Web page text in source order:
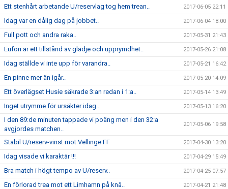
Ett stenhårt arbetande U/reservlag tog hem trean.. 2017-06-05 22:11
Idag var en dålig dag på jobbet.. 2017-06-04 18:00
Full pott och andra raka.. 2017-05-31 21:43
Eufori är ett tillstånd av glädje och upprymdhet.. 2017-05-26 21:08
Idag ställde vi inte upp för varandra.. 2017-05-21 16:42
En pinne mer än igår.. 2017-05-20 14:09
Ett överlägset Husie säkrade 3:an redan i 1:a.. 2017-05-14 13:49
Inget utrymme för ursäkter idag.. 2017-05-13 16:20
I den 89:de minuten tappade vi poäng men i den 32:a
avgjordes matchen..
2017-05-06 19:58
Stabil U/reserv-vinst mot Vellinge FF 2017-04-30 13:20
Idag visade vi karaktär !!! 2017-04-29 15:49
Bra match i högt tempo av U/reserv.. 2017-04-25 07:57
En förlorad trea mot ett Limhamn på knä.. 2017-04-21 21:48